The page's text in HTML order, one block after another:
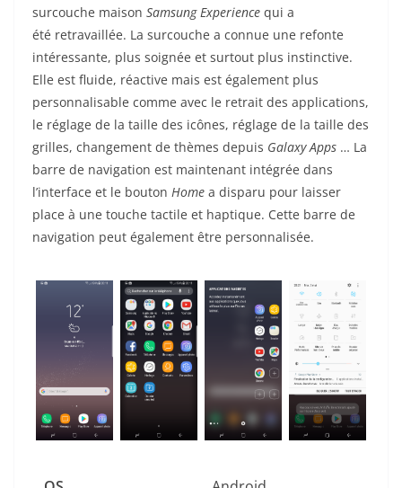
surcouche maison Samsung Experience qui a
été retravaillée. La surcouche a connue une refonte
intéressante, plus soignée et surtout plus instinctive.
Elle est fluide, réactive mais est également plus
personnalisable comme avec le retrait des applications,
le réglage de la taille des icônes, réglage de la taille des
grilles, changement de thèmes depuis Galaxy Apps … La
barre de navigation est maintenant intégrée dans
l’interface et le bouton Home a disparu pour laisser
place à une touche tactile et haptique. Cette barre de
navigation peut également être personnalisée.